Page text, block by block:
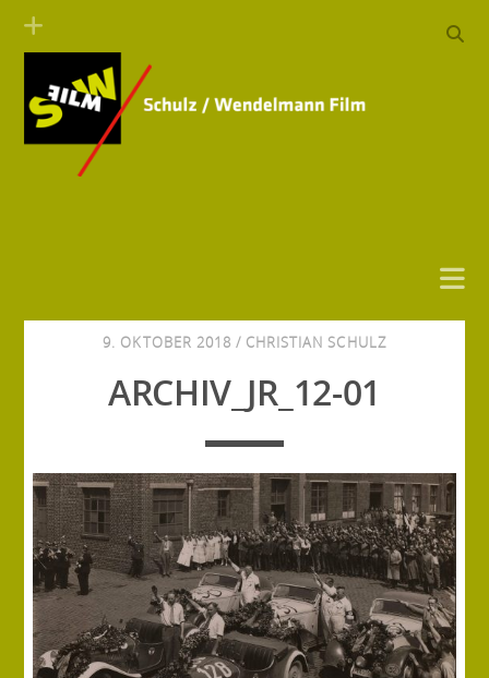
9. OKTOBER 2018 / CHRISTIAN SCHULZ
ARCHIV_JR_12-01